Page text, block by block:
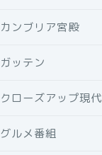
カンブリア宮殿
ガッテン
クローズアップ現代
グルメ番組